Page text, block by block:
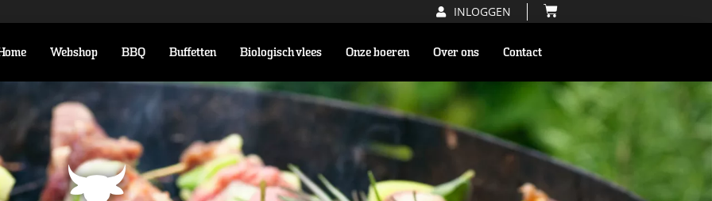
INLOGGEN
Webshop BBQ Buffetten Biologisch vlees Onze boeren Over ons Contact